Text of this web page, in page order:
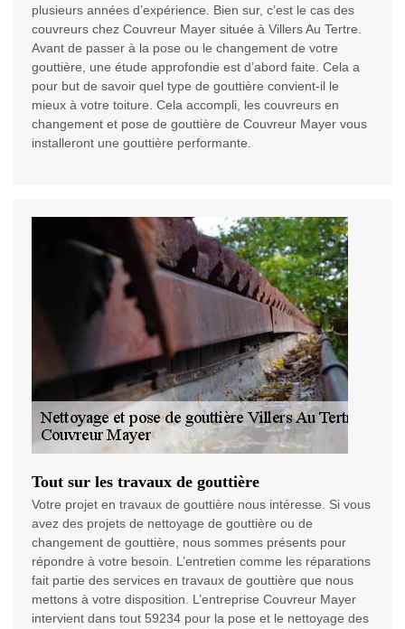
plusieurs années d’expérience. Bien sur, c’est le cas des
couvreurs chez Couvreur Mayer située à Villers Au Tertre.
Avant de passer à la pose ou le changement de votre
gouttière, une étude approfondie est d’abord faite. Cela a
pour but de savoir quel type de gouttière convient-il le
mieux à votre toiture. Cela accompli, les couvreurs en
changement et pose de gouttière de Couvreur Mayer vous
installeront une gouttière performante.
Tout sur les travaux de gouttière
Votre projet en travaux de gouttière nous intéresse. Si vous
avez des projets de nettoyage de gouttière ou de
changement de gouttière, nous sommes présents pour
répondre à votre besoin. L’entretien comme les réparations
fait partie des services en travaux de gouttière que nous
mettons à votre disposition. L’entreprise Couvreur Mayer
intervient dans tout 59234 pour la pose et le nettoyage des